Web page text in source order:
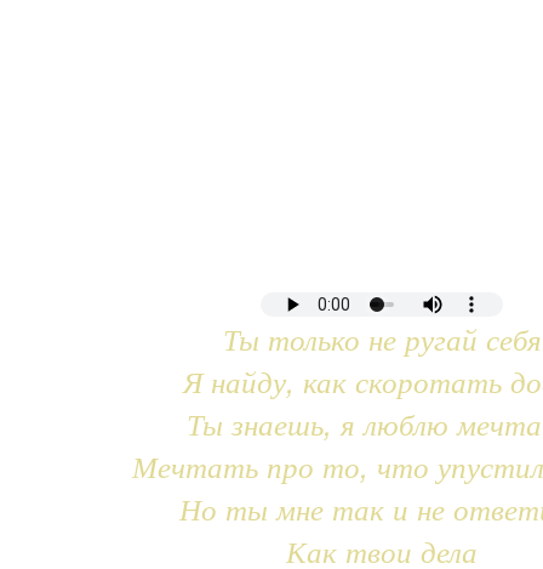
Ты только не ругай себя
Я найду, как скоротать
Ты знаешь, я люблю
Мечтать про то, что
Но ты мне так и не
Как твои дела